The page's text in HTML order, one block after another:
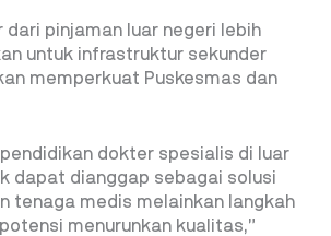
dari pinjaman luar negeri lebih
untuk infrastruktur sekunder
memperkuat Puskesmas dan
pendidikan dokter spesialis di luar
dapat dianggap sebagai solusi
tenaga medis melainkan langkah
menurunkan kualitas,”